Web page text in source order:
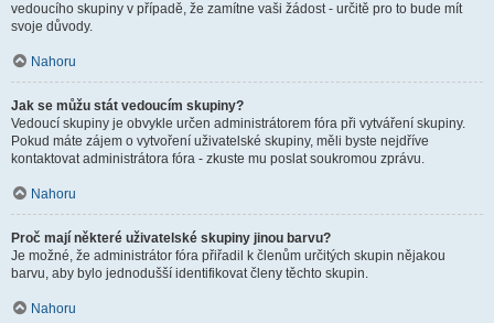
vedoucího skupiny v případě, že zamítne vaši žádost - určitě pro to bude mít
svoje důvody.
Nahoru
Jak se můžu stát vedoucím skupiny?
Vedoucí skupiny je obvykle určen administrátorem fóra při vytváření skupiny.
Pokud máte zájem o vytvoření uživatelské skupiny, měli byste nejdříve
kontaktovat administrátora fóra - zkuste mu poslat soukromou zprávu.
Nahoru
Proč mají některé uživatelské skupiny jinou barvu?
Je možné, že administrátor fóra přiřadil k členům určitých skupin nějakou
barvu, aby bylo jednodušší identifikovat členy těchto skupin.
Nahoru